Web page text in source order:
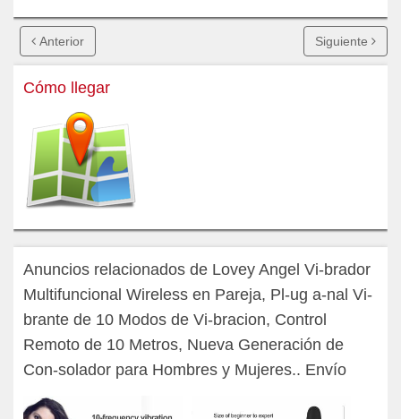
Anterior Siguiente
Cómo llegar
Anuncios relacionados de Lovey Angel Vi-brador
Multifuncional Wireless en Pareja, Pl-ug a-nal Vi-
brante de 10 Modos de Vi-bracion, Control
Remoto de 10 Metros, Nueva Generación de
Con-solador para Hombres y Mujeres.. Envío